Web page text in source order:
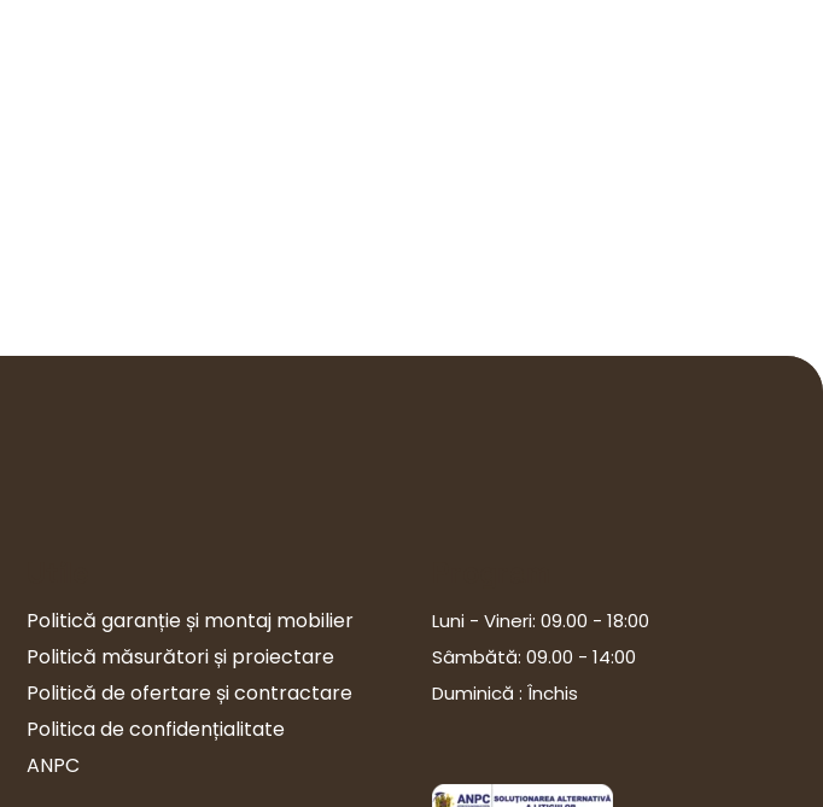
Politică garanție și montaj mobilier
Politică măsurători și proiectare
Politică de ofertare și contractare
Politica de confidențialitate
ANPC
Luni - Vineri: 09.00 - 18:00
Sâmbătă: 09.00 - 14:00
Duminică : Închis